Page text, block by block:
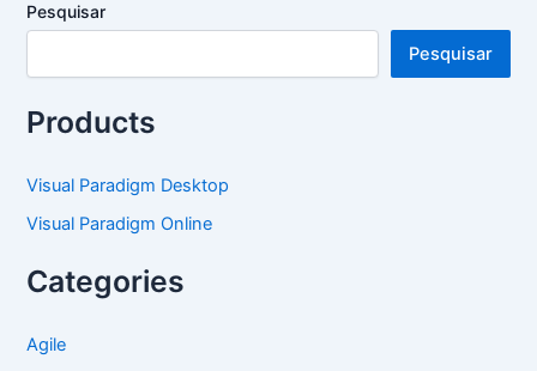
Pesquisar
Pesquisar
Products
Visual Paradigm Desktop
Visual Paradigm Online
Categories
Agile